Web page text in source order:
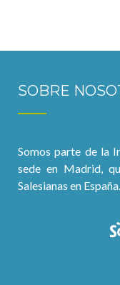
SOBRE
Somos parte de la
sede en Madrid,
Salesianas en España.